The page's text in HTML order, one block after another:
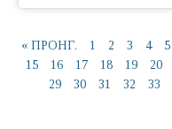
« ΠΡΟΗΓ. 1 2 3 4 5
15
16 17 18 19 20
29
30 31 32 33